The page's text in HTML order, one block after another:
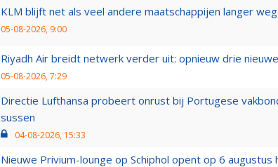
KLM blijft net als veel andere maatschappijen langer
05-08-2026, 9:00
Riyadh Air breidt netwerk verder uit: opnieuw drie
05-08-2026, 7:29
Directie Lufthansa probeert onrust bij Portugese
sussen
04-08-2026, 15:33
Nieuwe Privium-lounge op Schiphol opent op 6 augustus